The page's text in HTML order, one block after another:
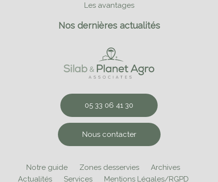
Les avantages
Nos dernières actualités
05 33 06 41 30
Nous contacter
Notre guide Zones desservies
Archives
Actualités
Services Mentions Légales/RGPD